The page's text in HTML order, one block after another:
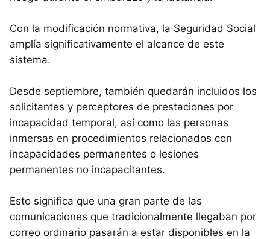
Con la modificación normativa, la Seguridad Social
amplía significativamente el alcance de este
sistema.
Desde septiembre, también quedarán incluidos los
solicitantes y perceptores de prestaciones por
incapacidad temporal, así como las personas
inmersas en procedimientos relacionados con
incapacidades permanentes o lesiones
permanentes no incapacitantes.
Esto significa que una gran parte de las
comunicaciones que tradicionalmente llegaban por
correo ordinario pasarán a estar disponibles en la